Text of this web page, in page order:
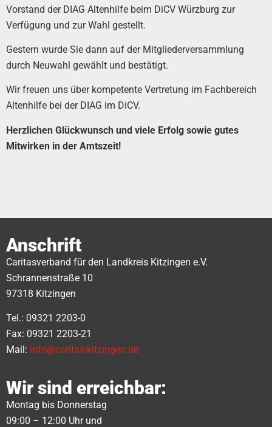
Vorstand der DIAG Altenhilfe beim DiCV Würzburg zur
Verfügung und zur Wahl gestellt.
Gestern wurde Sie dann auf der Mitgliederversammlung
durch Neuwahl gewählt und bestätigt.
Wir freuen uns über kompetente Vertretung im Fachbereich
Altenhilfe bei der DIAG im DiCV.
Herzlichen Glückwunsch und viele Erfolg sowie gutes
Mitwirken in der Amtszeit!
Anschrift
Caritasverband für den Landkreis Kitzingen e.V.
Schrannenstraße 10
97318 Kitzingen
Tel.: 09321 2203-0
Fax: 09321 2203-21
Mail: info@caritas-kitzingen.de
Wir sind erreichbar:
Montag bis Donnerstag
09:00 – 12:00 Uhr und